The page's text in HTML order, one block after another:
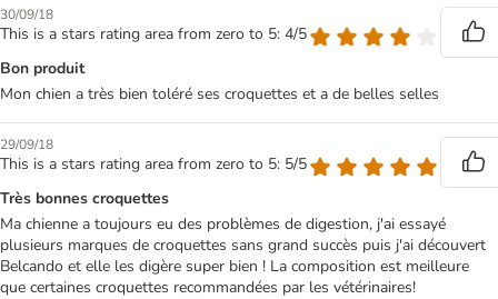
30/09/18
This is a stars rating area from zero to 5: 4/5
Bon produit
Mon chien a très bien toléré ses croquettes et a de belles selles
29/09/18
This is a stars rating area from zero to 5: 5/5
Très bonnes croquettes
Ma chienne a toujours eu des problèmes de digestion, j'ai essayé
plusieurs marques de croquettes sans grand succès puis j'ai découvert
Belcando et elle les digère super bien ! La composition est meilleure
que certaines croquettes recommandées par les vétérinaires!